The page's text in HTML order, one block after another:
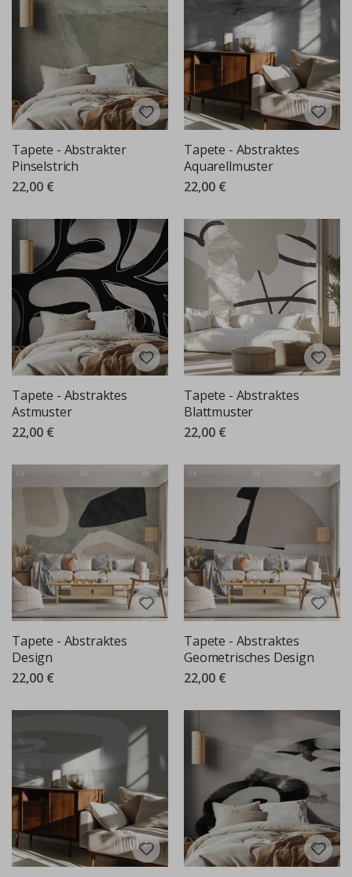
Tapete - Abstrakter
Pinselstrich
22,00 €
Tapete - Abstraktes
Aquarellmuster
22,00 €
Tapete - Abstraktes
Astmuster
22,00 €
Tapete - Abstraktes
Blattmuster
22,00 €
Tapete - Abstraktes
Design
22,00 €
Tapete - Abstraktes
Geometrisches Design
22,00 €